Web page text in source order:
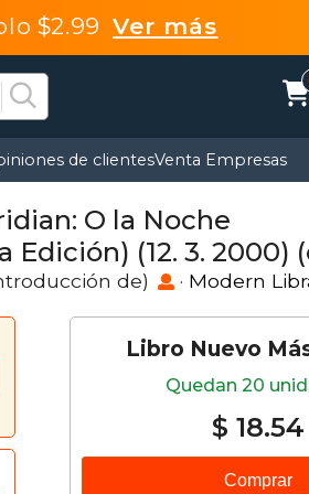
$2.99Ver más
de clientesVenta Empresas
O la Noche
(12. 3. 2000)
de) · Modern
Libro Nuevo
Quedan 20
$ 18.54
Comprar